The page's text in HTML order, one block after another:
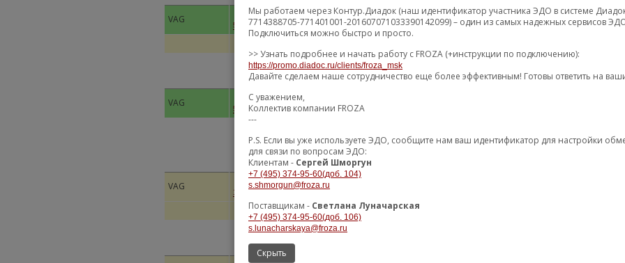
VAG 5Q0411315A СТОЙКА СТАБИЛИЗАТОРА 53 1144.78 р. 0 (2) дн
остальные
VAG 5Q0411315B
СТОЙКА СТАБИЛИЗАТОРА
ПЕРЕДНЯЯ / CONN LIN
VAG 1K0411315K СТОЙКА СТАБИЛИЗАТОРА
Мы работаем через Контур.Диадок (наш идентификатор участника ЭДО в системе
7714388705-771401001-201607071033390142099) – один из самых надежных сервисов
Подключиться можно быстро и просто.
>> Узнать подробнее и начать работу с FROZA (+инструкции по подключению):
https://promo.diadoc.ru/clients/froza_msk
Давайте сделаем наше сотрудничество еще более эффективным! Готовы ответить на
С уважением,
Коллектив компании FROZA
---
P.S. Если вы уже используете ЭДО, сообщите нам ваш идентификатор для настройки
для связи по вопросам ЭДО:
Клиентам - Сергей Шморгун
+7 (495) 374-95-60(доб. 104)
s.shmorgun@froza.ru
Поставщикам - Светлана Луначарская
+7 (495) 374-95-60(доб. 106)
s.lunacharskaya@froza.ru
Скрыть